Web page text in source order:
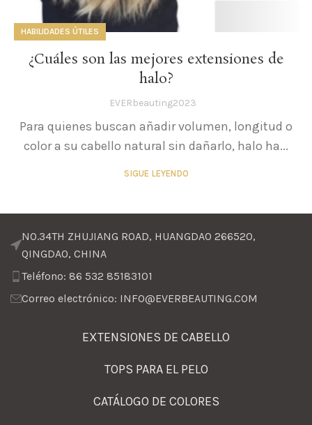
HABILIDADES ÚTILES
¿Cuáles son las mejores extensiones de
halo?
EVERbeauting2023
Para quienes buscan añadir volumen, longitud o
color a su cabello natural sin dañarlo, halo ha...
SIGUE LEYENDO
NO.34TH ZHUJIANG ROAD, HUANGDAO 266520,
QINGDAO, CHINA
Teléfono: 86 532 85183101
Correo electrónico: INFO@EVERBEAUTING.COM
EXTENSIONES DE CABELLO
TOPS PARA EL PELO
CATÁLOGO DE COLORES